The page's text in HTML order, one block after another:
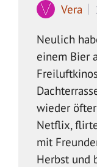
Vera
Neulich
einem Bier
wieder
Netflix,
mit
Herbst und